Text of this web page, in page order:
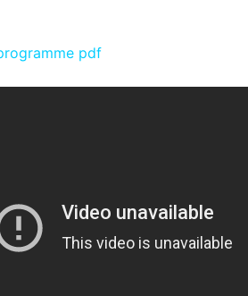
pdf